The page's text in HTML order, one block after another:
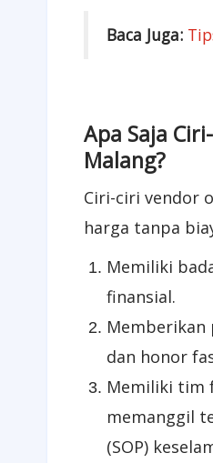
Baca Juga:
Apa Saja
Malang?
Ciri-ciri vendor
harga tanpa
Memiliki
finansial.
Memberikan
dan honor
Memiliki tim
memanggil
(SOP)